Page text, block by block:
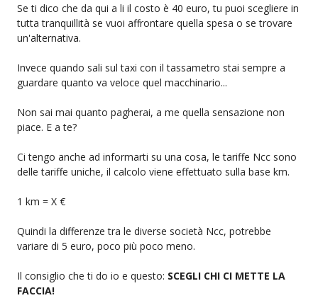
Se ti dico che da qui a li il costo è 40 euro, tu puoi scegliere in
tutta tranquillità se vuoi affrontare quella spesa o se trovare
un'alternativa.
Invece quando sali sul taxi con il tassametro stai sempre a
guardare quanto va veloce quel macchinario...
Non sai mai quanto pagherai, a me quella sensazione non
piace. E a te?
Ci tengo anche ad informarti su una cosa, le tariffe Ncc sono
delle tariffe uniche, il calcolo viene effettuato sulla base km.
1 km = X €
Quindi la differenze tra le diverse società Ncc, potrebbe
variare di 5 euro, poco più poco meno.
Il consiglio che ti do io e questo: SCEGLI CHI CI METTE LA
FACCIA!